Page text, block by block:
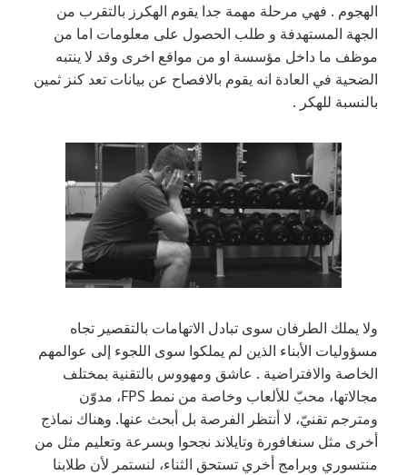
الهجوم . فهي مرحلة مهمة جدا يقوم الهكرز بالتقرب من
الجهة المستهدفة و طلب الحصول على معلومات اما من
موظف ما داخل مؤسسة او من مواقع اخرى وقد لا ينتبه
الضحية في العادة انه يقوم بالافصاح عن بيانات تعد كنز ثمين
بالنسبة للهكر .
ولا يملك الطرفان سوى تبادل الاتهامات بالتقصير تجاه
مسؤوليات الأبناء الذين لم يملكوا سوى اللجوء إلى عوالمهم
الخاصة والافتراضية . عاشق ومهووس بالتقنية بمختلف
مجالاتها، محبّ للألعاب وخاصة من نمط FPS، مدوّن
ومترجم تقنيّ، لا أنتظر الفرصة بل أبحث عنها. وهناك نماذج
أخرى مثل سنغافورة وتايلاند نجحوا وبسرعة وتعليم مثل من
منتسوري وبرامج أخري تستحق الثناء، لنستمر لأن طلابنا